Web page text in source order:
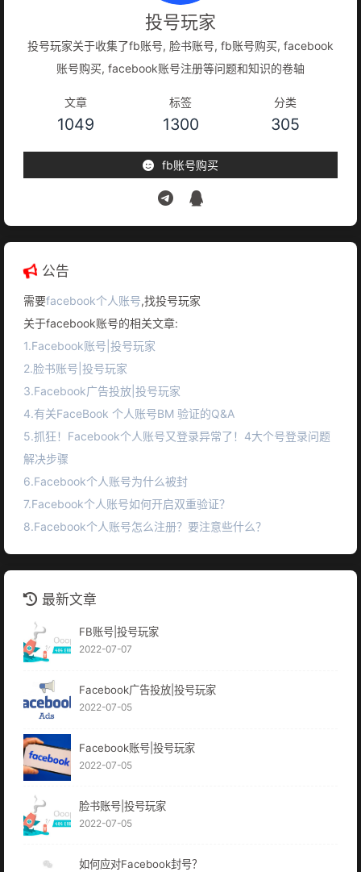
投号玩家
投号玩家关于收集了fb账号, 脸书账号, fb账号购买, facebook
账号购买, facebook账号注册等问题和知识的卷轴
文章
1049
标签
1300
分类
305
fb账号购买
公告
需要facebook个人账号,找投号玩家
关于facebook账号的相关文章:
1.Facebook账号|投号玩家
2.脸书账号|投号玩家
3.Facebook广告投放|投号玩家
4.有关FaceBook 个人账号BM 验证的Q&A
5.抓狂！Facebook个人账号又登录异常了！4大个号登录问题
解决步骤
6.Facebook个人账号为什么被封
7.Facebook个人账号如何开启双重验证？
8.Facebook个人账号怎么注册？要注意些什么？
最新文章
FB账号|投号玩家
2022-07-07
Facebook广告投放|投号玩家
2022-07-05
Facebook账号|投号玩家
2022-07-05
脸书账号|投号玩家
2022-07-05
如何应对Facebook封号？